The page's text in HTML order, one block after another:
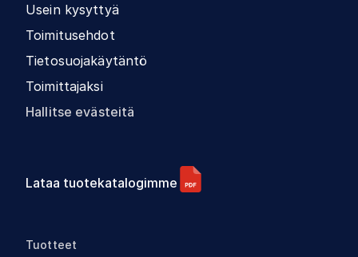
Usein kysyttyä
Toimitusehdot
Tietosuojakäytäntö
Toimittajaksi
Hallitse evästeitä
Lataa tuotekatalogimme
Tuotteet